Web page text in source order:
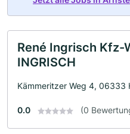
René Ingrisch
INGRISCH
Kämmeritzer Weg 4, 06333
0.0 (0